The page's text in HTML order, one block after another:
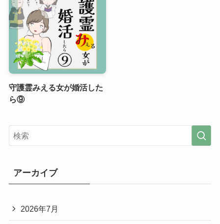
守護霊みえる女が婚活した
ら⑨
アーカイブ
2026年7月